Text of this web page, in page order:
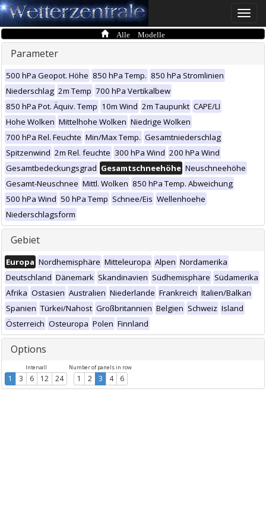
Toggle
Alle Modelle
Parameter
500 hPa Geopot. Höhe 850 hPa Temp. 850 hPa Stromlinien
Niederschlag 2m Temp 700 hPa Vertikalbew
850 hPa Pot. Äquiv. Temp 10m Wind 2m Taupunkt CAPE/LI
Hohe Wolken Mittelhohe Wolken Niedrige Wolken
700 hPa Rel. Feuchte Min/Max Temp. Gesamtniederschlag
Spitzenwind 2m Rel. feuchte 300 hPa Wind 200 hPa Wind
Gesamtbedeckungsgrad Gesamtschneehöhe Neuschneehöhe
Gesamt-Neuschnee Mittl. Wolken 850 hPa Temp. Abweichung
500 hPa Wind 50 hPa Temp Schnee/Eis Wellenhoehe
Niederschlagsform
Gebiet
Europa Nordhemisphäre Mitteleuropa Alpen Nordamerika
Deutschland Dänemark Skandinavien Südhemisphäre Südamerika
Afrika Ostasien Australien Niederlande Frankreich Italien/Balkan
Spanien Türkei/Nahost Großbritannien Belgien Schweiz Island
Österreich Osteuropa Polen Finnland
Options
Intervall
1 3 6 12 24
Number of panels in row
1 2 3 4 6